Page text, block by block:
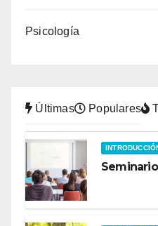
Psicología
Últimas Populares